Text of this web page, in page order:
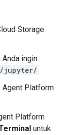
Storage
ingin
jupyter/
Agent Platform
Platform
untuk